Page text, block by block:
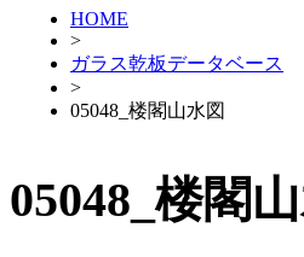
HOME
>
ガラス乾板データベース
>
05048_楼閣山水図
05048_楼閣